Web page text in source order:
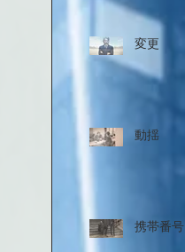
変更
動揺
携帯番号